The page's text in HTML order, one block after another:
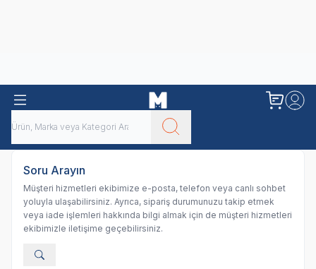
Soru Arayın
Müşteri hizmetleri ekibimize e-posta, telefon veya canlı sohbet
yoluyla ulaşabilirsiniz. Ayrıca, sipariş durumunuzu takip etmek
veya iade işlemleri hakkında bilgi almak için de müşteri hizmetleri
ekibimizle iletişime geçebilirsiniz.